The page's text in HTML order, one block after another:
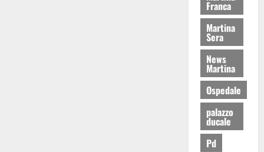
Franca
Martina
Sera
News
Martina
Ospedale
palazzo
ducale
Pd